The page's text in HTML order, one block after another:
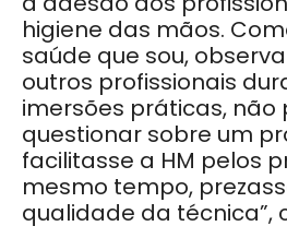
higiene das mãos.
saúde que sou,
outros profissionais
imersões práticas, não
questionar sobre um
facilitasse a HM pelos
mesmo tempo,
qualidade da técnica”,